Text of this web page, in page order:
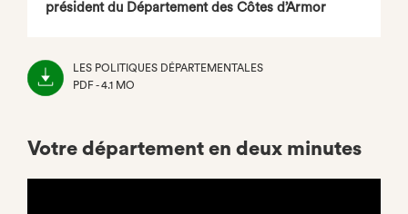
président du Département des Côtes d’Armor
LES POLITIQUES DÉPARTEMENTALES
PDF - 4.1 MO
Votre département en deux minutes